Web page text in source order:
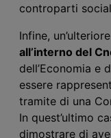
controparti
Infine,
all’interno del
dell’Economia e
essere
tramite di una
In quest’ultimo
dimostrare di